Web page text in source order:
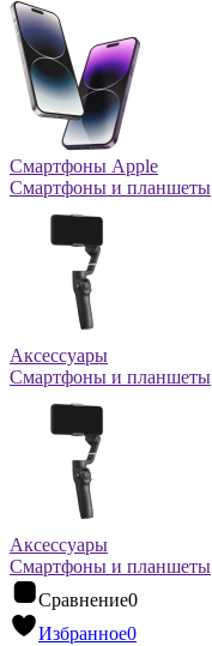
Смартфоны Apple
Смартфоны и планшеты
Аксессуары
Смартфоны и планшеты
Аксессуары
Смартфоны и планшеты
Сравнение0
Избранное0